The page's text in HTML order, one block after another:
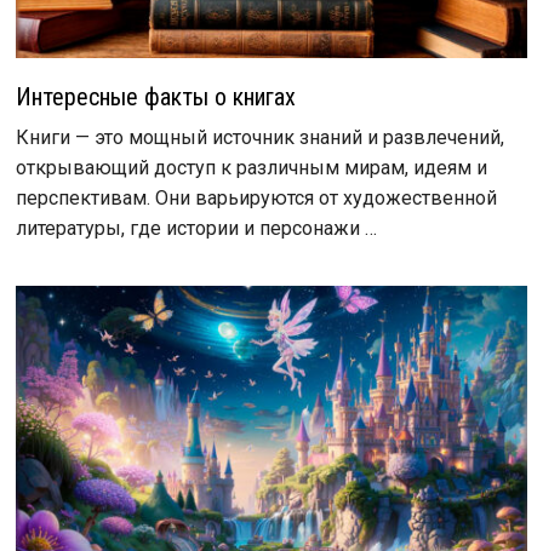
Интересные факты о книгах
Книги — это мощный источник знаний и развлечений,
открывающий доступ к различным мирам, идеям и
перспективам. Они варьируются от художественной
литературы, где истории и персонажи …